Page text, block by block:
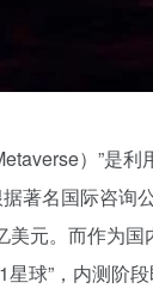
）”是
著名国际咨询
美元。而作为
球”，内测阶